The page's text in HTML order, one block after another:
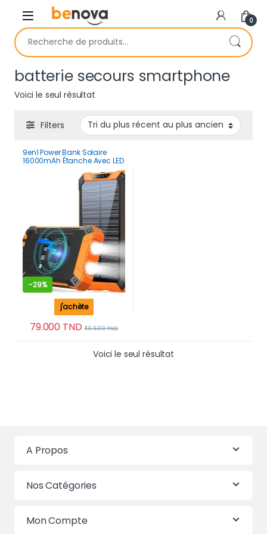
Skip to navigation
Skip to content
0
Recherche pour :
batterie secours smartphone
Voici le seul résultat
Filters
9en1 Power Bank Solaire
16000mAh Étanche Avec LED
-29%
79.000 TND 110.600TND
j'achète
Voici le seul résultat
A Propos
Nos Catégories
Mon Compte